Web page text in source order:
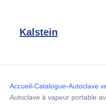
Kalstein
Accueil›Catalogue›Autoclave
Autoclave à vapeur portable